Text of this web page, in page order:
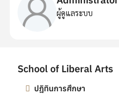
ผู้ดูแลระบบ
School of Liberal Arts
ปฎิทินการศึกษา